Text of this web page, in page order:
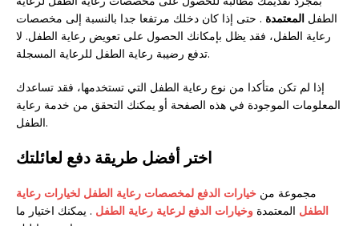
الطفل المعتمدة . حتى إذا كان دخلك مرتفعا جدا بالنسبة إلى مخصصات
رعاية الطفل، فقد يظل بإمكانك الحصول على تعويض رعاية الطفل. لا
تدفع رضيبة رعاية الطفل للرعاية المسجلة.
إذا لم تكن متأكدا من نوع رعاية الطفل التي تستخدمها، فقد تساعدك
المعلومات الموجودة في هذه الصفحة أو يمكنك التحقق من خدمة رعاية
الطفل.
اختر أفضل طريقة دفع لعائلتك
مجموعة من خيارات الدفع لمخصصات رعاية الطفل لخيارات رعاية
الطفل المعتمدة وخيارات الدفع لرعاية رعاية الطفل . يمكنك اختيار ما